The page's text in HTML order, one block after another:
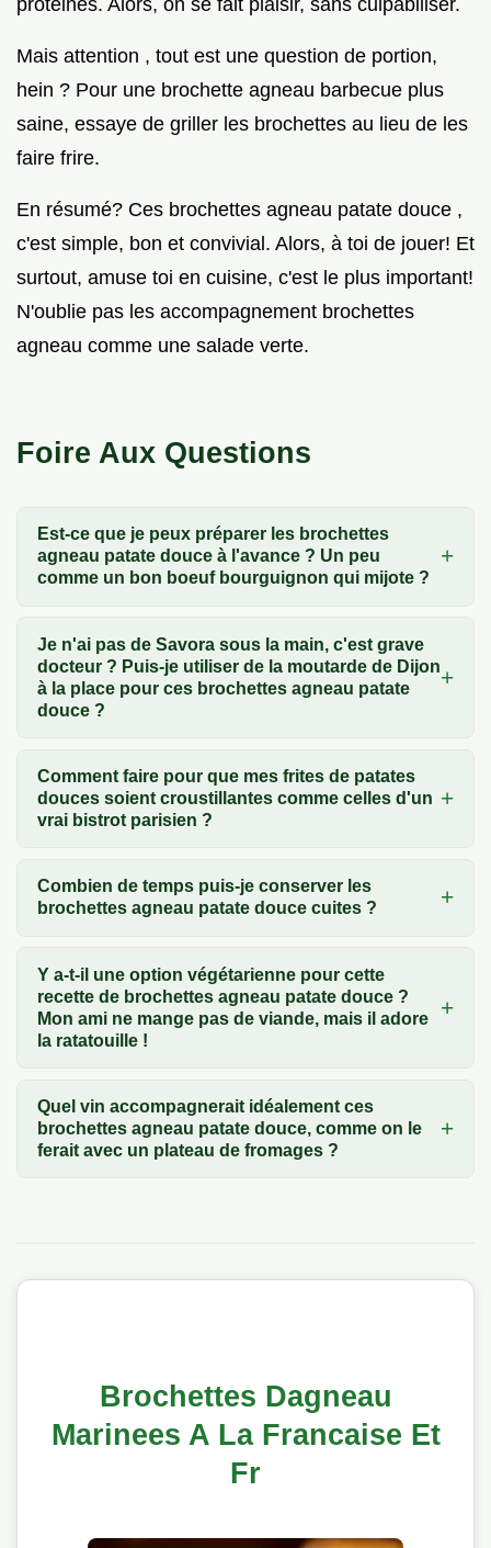
Mais attention , tout est une question de portion,
hein ? Pour une brochette agneau barbecue plus
saine, essaye de griller les brochettes au lieu de les
faire frire.
En résumé? Ces brochettes agneau patate douce ,
c'est simple, bon et convivial. Alors, à toi de jouer! Et
surtout, amuse toi en cuisine, c'est le plus important!
N'oublie pas les accompagnement brochettes
agneau comme une salade verte.
Foire Aux Questions
Est-ce que je peux préparer les brochettes
agneau patate douce à l'avance ? Un peu
comme un bon boeuf bourguignon qui mijote ?
Je n'ai pas de Savora sous la main, c'est grave
docteur ? Puis-je utiliser de la moutarde de Dijon
à la place pour ces brochettes agneau patate
douce ?
Comment faire pour que mes frites de patates
douces soient croustillantes comme celles d'un
vrai bistrot parisien ?
Combien de temps puis-je conserver les
brochettes agneau patate douce cuites ?
Y a-t-il une option végétarienne pour cette
recette de brochettes agneau patate douce ?
Mon ami ne mange pas de viande, mais il adore
la ratatouille !
Quel vin accompagnerait idéalement ces
brochettes agneau patate douce, comme on le
ferait avec un plateau de fromages ?
Brochettes Dagneau
Marinees A La Francaise Et
Fr